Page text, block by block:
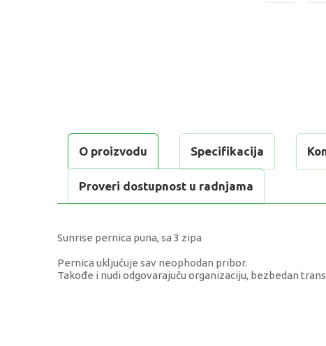
O proizvodu Specifikacija
Proveri dostupnost u radnjama
Sunrise pernica puna, sa 3 zipa
Pernica uključuje sav neophodan pribor.
Takođe i nudi odgovarajuču organizaciju, bezbedan